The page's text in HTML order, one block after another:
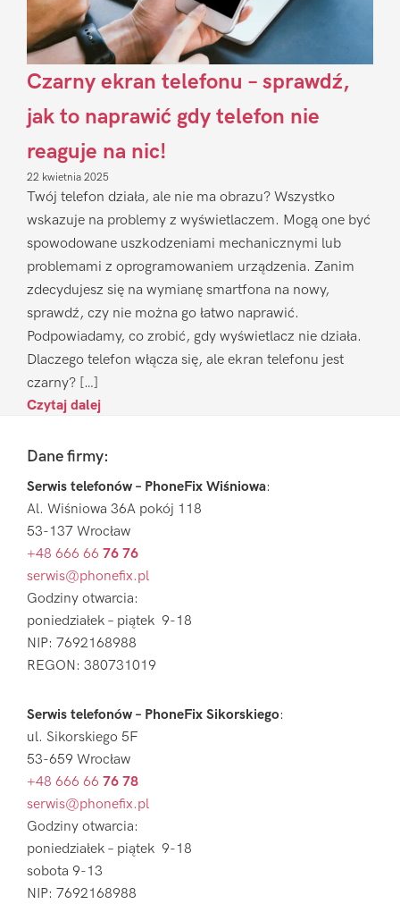
Czarny ekran telefonu – sprawdź,
jak to naprawić gdy telefon nie
reaguje na nic!
22 kwietnia 2025
Twój telefon działa, ale nie ma obrazu? Wszystko
wskazuje na problemy z wyświetlaczem. Mogą one być
spowodowane uszkodzeniami mechanicznymi lub
problemami z oprogramowaniem urządzenia. Zanim
zdecydujesz się na wymianę smartfona na nowy,
sprawdź, czy nie można go łatwo naprawić.
Podpowiadamy, co zrobić, gdy wyświetlacz nie działa.
Dlaczego telefon włącza się, ale ekran telefonu jest
czarny? […]
Czytaj dalej
FooterDane firmy:
Serwis telefonów – PhoneFix Wiśniowa:
Al. Wiśniowa 36A pokój 118
53-137 Wrocław
+48 666 66 76 76
serwis@phonefix.pl
Godziny otwarcia:
poniedziałek – piątek 9-18
NIP: 7692168988
REGON: 380731019
Serwis telefonów – PhoneFix Sikorskiego:
ul. Sikorskiego 5F
53-659 Wrocław
+48 666 66 76 78
serwis@phonefix.pl
Godziny otwarcia:
poniedziałek – piątek 9-18
sobota 9-13
NIP: 7692168988